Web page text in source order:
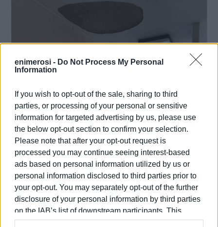
enimerosi - Do Not Process My Personal
Information
If you wish to opt-out of the sale, sharing to third
parties, or processing of your personal or sensitive
information for targeted advertising by us, please use
the below opt-out section to confirm your selection.
Please note that after your opt-out request is
processed you may continue seeing interest-based
ads based on personal information utilized by us or
personal information disclosed to third parties prior to
your opt-out. You may separately opt-out of the further
disclosure of your personal information by third parties
on the IAB’s list of downstream participants. This
information may also be disclosed by us to third parties